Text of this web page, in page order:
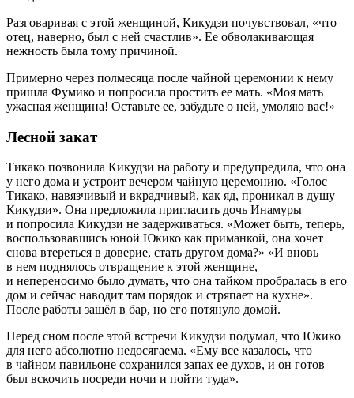
Разговаривая с этой женщиной, Кикудзи почувствовал, «что
отец, наверно, был с ней счастлив». Ее обволакивающая
нежность была тому причиной.
Примерно через полмесяца после чайной церемонии к нему
пришла Фумико и попросила простить ее мать. «Моя мать
ужасная женщина! Оставьте ее, забудьте о ней, умоляю вас!»
Лесной закат
Тикако позвонила Кикудзи на работу и предупредила, что она
у него дома и устроит вечером чайную церемонию. «Голос
Тикако, навязчивый и вкрадчивый, как яд, проникал в душу
Кикудзи». Она предложила пригласить дочь Инамуры
и попросила Кикудзи не задерживаться. «Может быть, теперь,
воспользовавшись юной Юкико как приманкой, она хочет
снова втереться в доверие, стать другом дома?» «И вновь
в нем поднялось отвращение к этой женщине,
и непереносимо было думать, что она тайком пробралась в его
дом и сейчас наводит там порядок и стряпает на кухне».
После работы зашёл в бар, но его потянуло домой.
Перед сном после этой встречи Кикудзи подумал, что Юкико
для него абсолютно недосягаема. «Ему все казалось, что
в чайном павильоне сохранился запах ее духов, и он готов
был вскочить посреди ночи и пойти туда».